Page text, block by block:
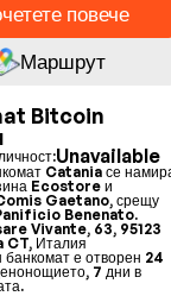
повече
Маршрут
Bitcoin
Unavailable
Catania се
Ecostore и
Gaetano, срещу
Benenato.
Vivante, 63, 95123
CT, Италия
банкомат е отворен 24
7 дни в